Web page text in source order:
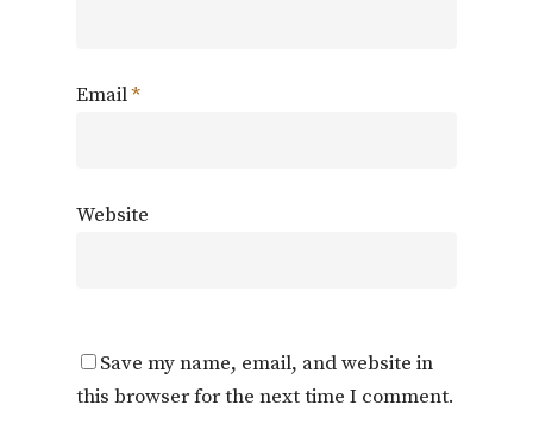
Email*
Website
Save my name, email, and website in
this browser for the next time I comment.